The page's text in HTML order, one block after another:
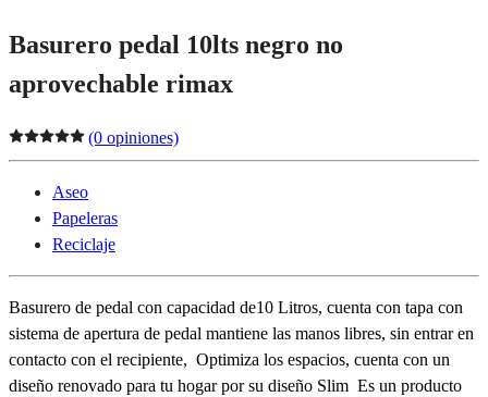
Basurero pedal 10lts negro no
aprovechable rimax
(0 opiniones)
Aseo
Papeleras
Reciclaje
Basurero de pedal con capacidad de10 Litros, cuenta con tapa con
sistema de apertura de pedal mantiene las manos libres, sin entrar en
contacto con el recipiente, Optimiza los espacios, cuenta con un
diseño renovado para tu hogar por su diseño Slim Es un producto